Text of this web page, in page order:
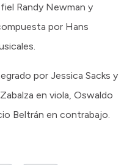
Randy Newman y
por Hans
por Jessica Sacks y
en viola, Oswaldo
Beltrán en contrabajo.